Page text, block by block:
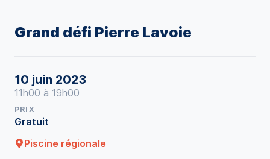
Grand défi Pierre Lavoie
10 juin 2023
11h00 à 19h00
PRIX
Gratuit
Piscine régionale